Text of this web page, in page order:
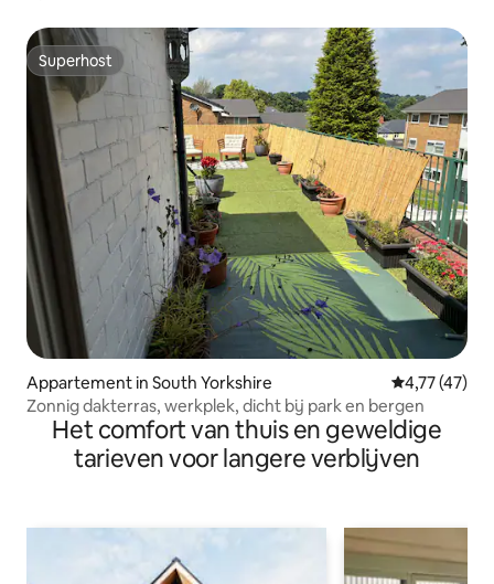
Superhost
Superhost
Appartement in South Yorkshire Gemiddelde
4,77 (47)
Zonnig dakterras, werkplek, dicht bij park en bergen
Het comfort van thuis en geweldige
tarieven voor langere verblijven